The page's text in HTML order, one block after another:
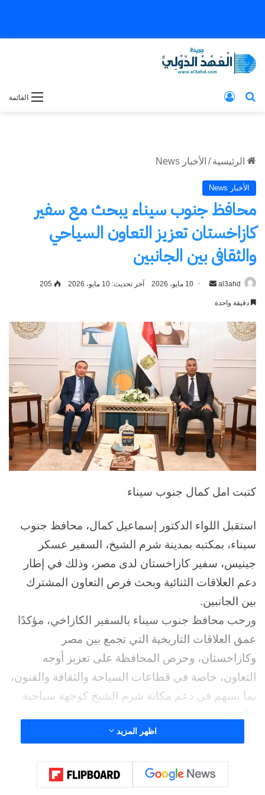
القائمة بحث عن
الرئيسية / الأخبار News
الأخبار News
محافظ جنوب سيناء يبحث مع سفير
كازاخستان تعزيز التعاون السياحي
والثقافى بين الجانبين
al3ahd
أرسل10 مايو، 2026 آخر تحديث: 10 مايو، 2026 205
دقيقة واحدة
كتبت امل كمال جنوب سيناء
استقبل اللواء الدكتور إسماعيل كمال، محافظ جنوب
سيناء، بمكتبه بمدينة شرم الشيخ، السفير عسكر
جينيس، سفير كازاخستان لدى مصر، وذلك في إطار
دعم العلاقات الثنائية وبحث فرص التعاون المشترك
بين الجانبين.
ورحب محافظ جنوب سيناء بالسفير الكازاخي، مؤكدًا
عمق العلاقات التاريخية التي تجمع بين مصر
وكازاخستان، وحرص المحافظة على تعزيز أوجه
التعاون، خاصة في قطاعات السياحة والثقافة والفنون،
بما يسهم في دعم مكانة شرم الشيخ كوجهة سياحية
السياسية وتوليه مسؤولية قيادة المحافظة، مشيدًا بما
تشهده شرم الشيخ من تطور كبير في البنية التحتية
اظهر المزيد